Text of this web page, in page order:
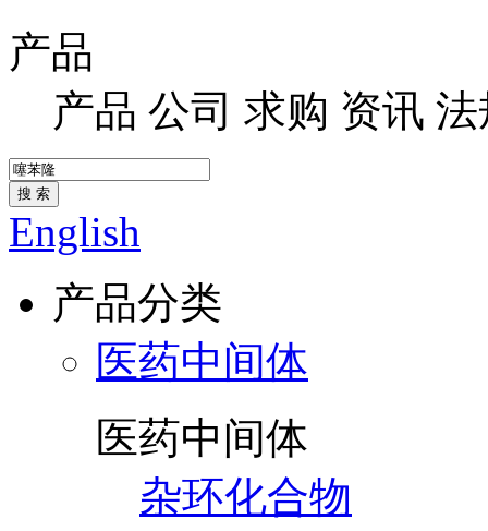
产品
产品 公司 求购 资讯 法
搜 索
English
产品分类
医药中间体
医药中间体
杂环化合物